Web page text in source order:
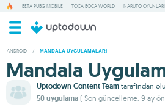
BETA PUBG MOBILE TOCA BOCA WORLD NARUTO OYUNLARI
ANDROID / MANDALA UYGULAMALARI
Mandala
Uptodown Content Team tarafından
50 uygulama ( Son güncelleme: 9 ay